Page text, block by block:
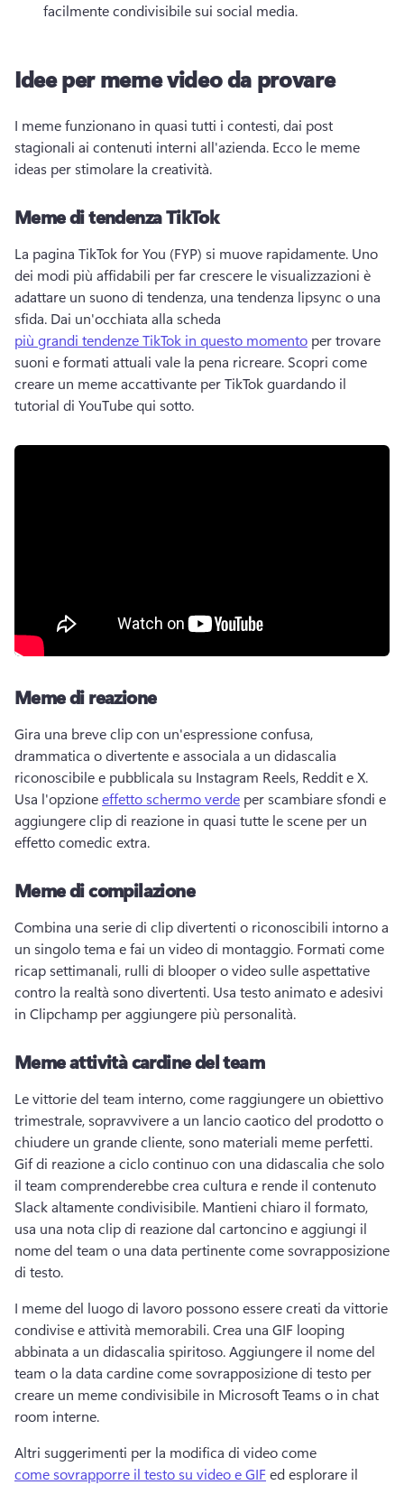
facilmente condivisibile sui social media.
Idee per meme video da provare
I meme funzionano in quasi tutti i contesti, dai post
stagionali ai contenuti interni all'azienda. Ecco le meme
ideas per stimolare la creatività.
Meme di tendenza TikTok
La pagina TikTok for You (FYP) si muove rapidamente. Uno
dei modi più affidabili per far crescere le visualizzazioni è
adattare un suono di tendenza, una tendenza lipsync o una
sfida. Dai un'occhiata alla scheda
più grandi tendenze TikTok in questo momento per trovare
suoni e formati attuali vale la pena ricreare. Scopri come
creare un meme accattivante per TikTok guardando il
tutorial di YouTube qui sotto.
Meme di reazione
Gira una breve clip con un'espressione confusa,
drammatica o divertente e associala a un didascalia
Usa l'opzione effetto schermo verde per scambiare sfondi e
aggiungere clip di reazione in quasi tutte le scene per un
effetto comedic extra.
Meme di compilazione
Combina una serie di clip divertenti o riconoscibili intorno a
un singolo tema e fai un video di montaggio. Formati come
ricap settimanali, rulli di blooper o video sulle aspettative
contro la realtà sono divertenti. Usa testo animato e adesivi
in Clipchamp per aggiungere più personalità.
Meme attività cardine del team
Le vittorie del team interno, come raggiungere un obiettivo
trimestrale, sopravvivere a un lancio caotico del prodotto o
Gif di reazione a ciclo continuo con una didascalia che solo
il team comprenderebbe crea cultura e rende il contenuto
Slack altamente condivisibile. Mantieni chiaro il formato,
usa una nota clip di reazione dal cartoncino e aggiungi il
nome del team o una data pertinente come sovrapposizione
di testo.
I meme del luogo di lavoro possono essere creati da vittorie
condivise e attività memorabili. Crea una GIF looping
abbinata a un didascalia spiritoso. Aggiungere il nome del
team o la data cardine come sovrapposizione di testo per
creare un meme condivisibile in Microsoft Teams o in chat
room interne.
Altri suggerimenti per la modifica di video come
come sovrapporre il testo su video e GIF ed esplorare il